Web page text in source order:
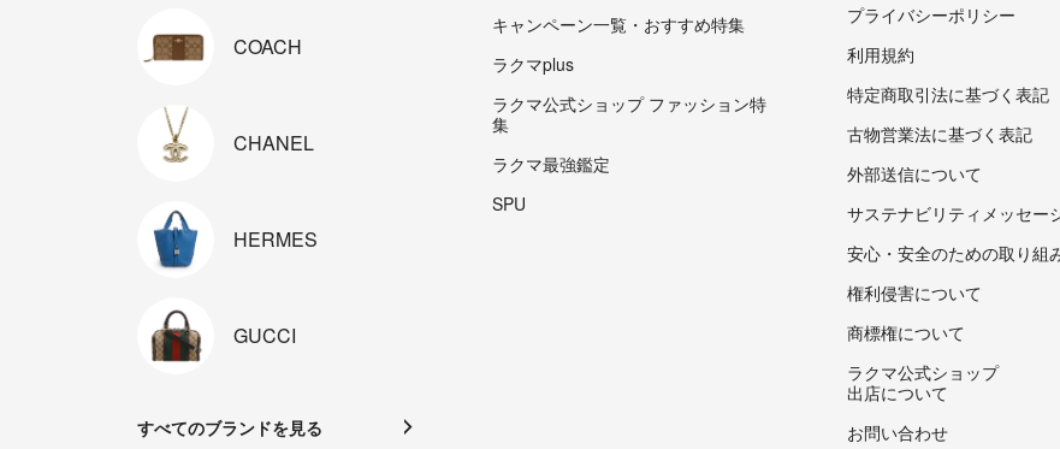
COACH
CHANEL
HERMES
GUCCI
すべてのブランドを見る
キャンペーン一覧・おすすめ特集
ラクマplus
ラクマ公式ショップ ファッション特
集
ラクマ最強鑑定
SPU
プライバシーポリシー
利用規約
特定商取引法に基づく表記
古物営業法に基づく表記
外部送信について
サステナビリティメッセー
安心・安全のための取り組
権利侵害について
商標権について
ラクマ公式ショップ
出店について
お問い合わせ